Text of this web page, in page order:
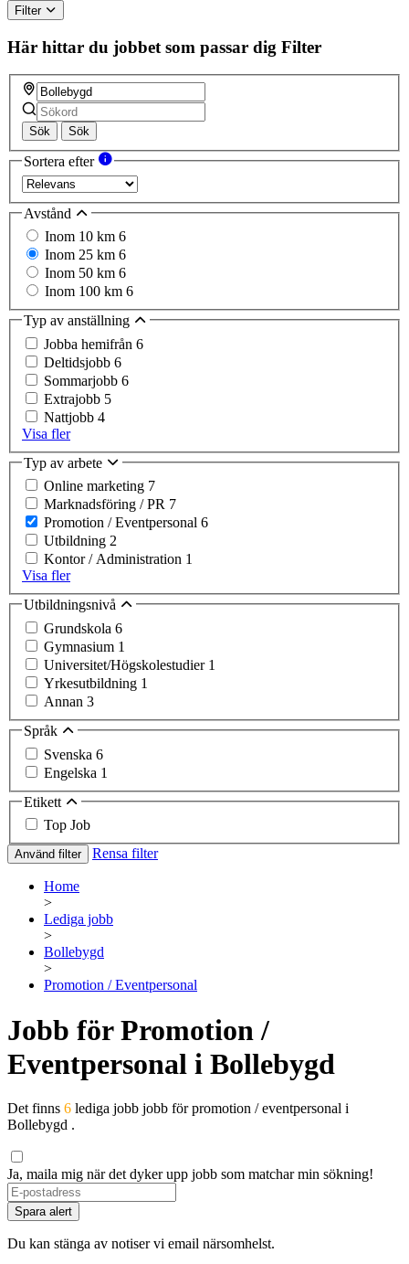
Filter
Här hittar du jobbet som passar dig Filter
Sök Sök
Sortera efter
Avstånd
Inom 10 km 6
Inom 25 km 6
Inom 50 km 6
Inom 100 km 6
Typ av anställning
Jobba hemifrån 6
Deltidsjobb 6
Sommarjobb 6
Extrajobb 5
Nattjobb 4
Visa fler
Typ av arbete
Online marketing 7
Marknadsföring / PR 7
Promotion / Eventpersonal 6
Utbildning 2
Kontor / Administration 1
Visa fler
Utbildningsnivå
Grundskola 6
Gymnasium 1
Universitet/Högskolestudier 1
Yrkesutbildning 1
Annan 3
Språk
Svenska 6
Engelska 1
Etikett
Top Job
Använd filter Rensa filter
Home
>
Lediga jobb
>
Bollebygd
>
Promotion / Eventpersonal
Jobb för Promotion /
Eventpersonal i Bollebygd
Det finns 6 lediga jobb jobb för promotion / eventpersonal i
Bollebygd .
Ja, maila mig när det dyker upp jobb som matchar min sökning!
If
you
are
a
Spara alert
Du kan stänga av notiser vi email närsomhelst.